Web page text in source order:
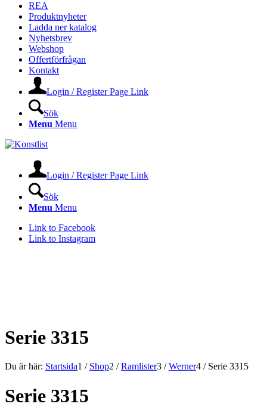
REA
Produktnyheter
Ladda ner katalog
Nyhetsbrev
Webshop
Offertförfrågan
Kontakt
Login / Register Page Link
Sök
Menu Menu
Login / Register Page Link
Sök
Menu Menu
Link to Facebook
Link to Instagram
Serie 3315
Du är här: Startsida1 / Shop2 / Ramlister3 / Werner4 / Serie 3315
Serie 3315